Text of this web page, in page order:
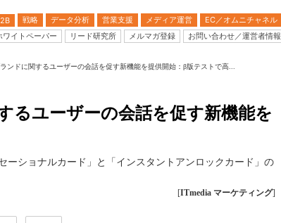
戦略 データ分析 営業支援 メディア運営 EC／オムニチャネル
ワイトペーパー
リード研究所 メルマガ登録 お問い合わせ／運営者情報
ンドに関するユーザーの会話を促す新機能を提供開始：β版テストで高...
るユーザーの会話を促す新機能を
ーショナルカード」と「インスタントアンロックカード」の
[ITmedia マーケティング]